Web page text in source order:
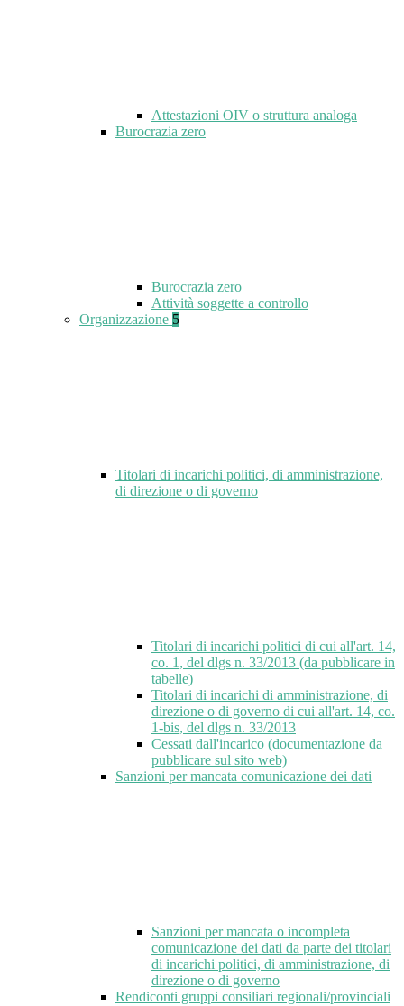
Attestazioni OIV o struttura analoga
Burocrazia zero
Burocrazia zero
Attività soggette a controllo
Organizzazione 5
Titolari di incarichi politici, di amministrazione,
di direzione o di governo
Titolari di incarichi politici di cui all'art. 14,
co. 1, del dlgs n. 33/2013 (da pubblicare in
tabelle)
Titolari di incarichi di amministrazione, di
direzione o di governo di cui all'art. 14, co.
1-bis, del dlgs n. 33/2013
Cessati dall'incarico (documentazione da
pubblicare sul sito web)
Sanzioni per mancata comunicazione dei dati
Sanzioni per mancata o incompleta
comunicazione dei dati da parte dei titolari
di incarichi politici, di amministrazione, di
direzione o di governo
Rendiconti gruppi consiliari regionali/provinciali